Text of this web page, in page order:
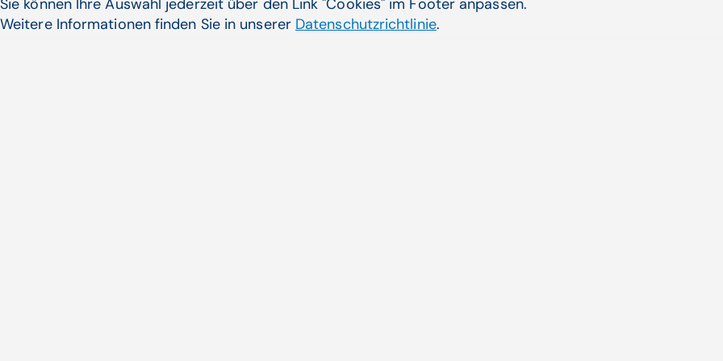
Sie können Ihre Auswahl jederzeit über den Link "Cookies" im Footer anpassen.
Weitere Informationen finden Sie in unserer Datenschutzrichtlinie.